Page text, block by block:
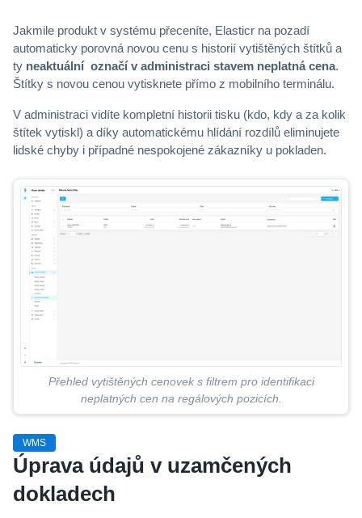
Jakmile produkt v systému přeceníte, Elasticr na pozadí
automaticky porovná novou cenu s historií vytištěných štítků a
ty neaktuální označí v administraci stavem neplatná cena.
Štítky s novou cenou vytisknete přímo z mobilního terminálu.
V administraci vidíte kompletní historii tisku (kdo, kdy a za kolik
štítek vytiskl) a díky automatickému hlídání rozdílů eliminujete
lidské chyby i případné nespokojené zákazníky u pokladen.
Přehled vytištěných cenovek s filtrem pro identifikaci
neplatných cen na regálových pozicích.
Úprava údajů v uzamčených
dokladech
WMS